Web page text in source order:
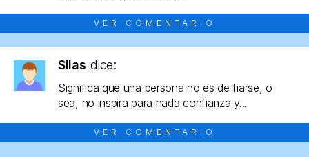
VER COMENTARIO
Silas dice:
Significa que una persona no es de fiarse, o
sea, no inspira para nada confianza y...
VER COMENTARIO